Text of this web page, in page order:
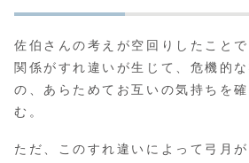
佐伯さんの考えが空回りしたこと
関係がすれ違いが生じて、危機的
の、あらためてお互いの気持ちを
む。
ただ、このすれ違いによって弓月